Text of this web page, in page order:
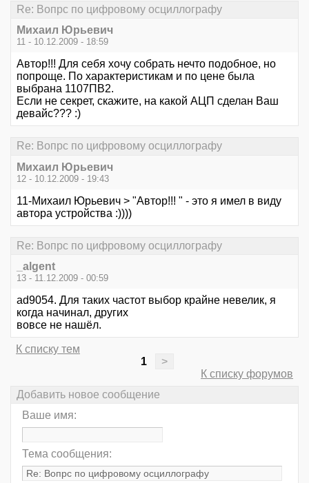
Re: Вопрс по цифровому осциллографу
Михаил Юрьевич
11 - 10.12.2009 - 18:59
Автор!!! Для себя хочу собрать нечто подобное, но
попроще. По характеристикам и по цене была
выбрана 1107ПВ2.
Если не секрет, скажите, на какой АЦП сделан Ваш
девайс??? :)
Re: Вопрс по цифровому осциллографу
Михаил Юрьевич
12 - 10.12.2009 - 19:43
11-Михаил Юрьевич > "Автор!!! " - это я имел в виду
автора устройства :))))
Re: Вопрс по цифровому осциллографу
_algent
13 - 11.12.2009 - 00:59
ad9054. Для таких частот выбор крайне невелик, я
когда начинал, других
вовсе не нашёл.
К списку тем
1
>
К списку форумов
Добавить новое сообщение
Ваше имя:
Тема сообщения: